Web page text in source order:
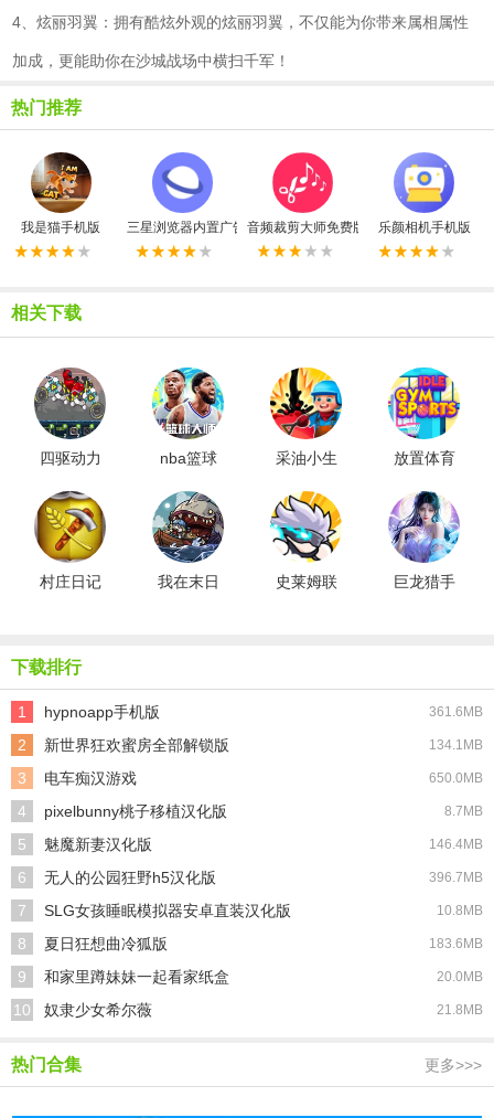
4、炫丽羽翼：拥有酷炫外观的炫丽羽翼，不仅能为你带来属相属性
加成，更能助你在沙城战场中横扫千军！
热门推荐
我是猫手机版 三星浏览器内置广告拦截器最新版
音频裁剪大师免费版 乐颜相机手机版
相关下载
四驱动力
nba篮球
采油小生
放置体育
村庄日记
我在末日
史莱姆联
巨龙猎手
下载排行
1 hypnoapp手机版 361.6MB
2 新世界狂欢蜜房全部解锁版 134.1MB
3 电车痴汉游戏 650.0MB
4 pixelbunny桃子移植汉化版 8.7MB
5 魅魔新妻汉化版 146.4MB
6 无人的公园狂野h5汉化版 396.7MB
7 SLG女孩睡眠模拟器安卓直装汉化版 10.8MB
8 夏日狂想曲冷狐版 183.6MB
9 和家里蹲妹妹一起看家纸盒 20.0MB
10 奴隶少女希尔薇 21.8MB
热门合集 更多>>>